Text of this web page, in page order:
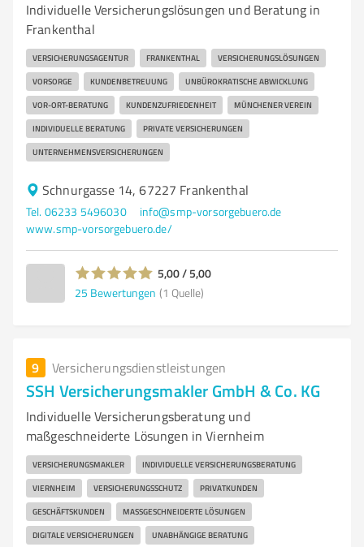
Individuelle Versicherungslösungen und Beratung in
Frankenthal
VERSICHERUNGSAGENTUR FRANKENTHAL VERSICHERUNGSLÖSUNGEN
VORSORGE KUNDENBETREUUNG UNBÜROKRATISCHE ABWICKLUNG
VOR-ORT-BERATUNG KUNDENZUFRIEDENHEIT MÜNCHENER VEREIN
INDIVIDUELLE BERATUNG PRIVATE VERSICHERUNGEN
UNTERNEHMENSVERSICHERUNGEN
Schnurgasse 14, 67227 Frankenthal
Tel. 06233 5496030
info@smp-vorsorgebuero.de
www.smp-vorsorgebuero.de/
5,00 / 5,00
25 Bewertungen (1 Quelle)
9 Versicherungsdienstleistungen
SSH Versicherungsmakler GmbH & Co. KG
Individuelle Versicherungsberatung und
maßgeschneiderte Lösungen in Viernheim
VERSICHERUNGSMAKLER INDIVIDUELLE VERSICHERUNGSBERATUNG
VIERNHEIM VERSICHERUNGSSCHUTZ PRIVATKUNDEN
GESCHÄFTSKUNDEN MASSGESCHNEIDERTE LÖSUNGEN
DIGITALE VERSICHERUNGEN UNABHÄNGIGE BERATUNG